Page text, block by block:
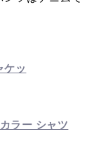
ケッ
ラー シャツ